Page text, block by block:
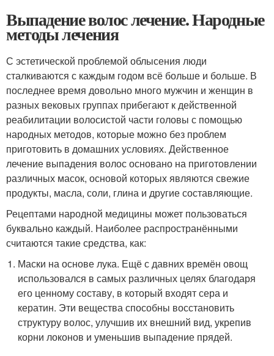
Выпадение волос лечение. Народные
методы лечения
С эстетической проблемой облысения люди
сталкиваются с каждым годом всё больше и больше. В
последнее время довольно много мужчин и женщин в
разных вековых группах прибегают к действенной
реабилитации волосистой части головы с помощью
народных методов, которые можно без проблем
приготовить в домашних условиях. Действенное
лечение выпадения волос основано на приготовлении
различных масок, основой которых являются свежие
продукты, масла, соли, глина и другие составляющие.
Рецептами народной медицины может пользоваться
буквально каждый. Наиболее распространёнными
считаются такие средства, как:
Маски на основе лука. Ещё с давних времён овощ
использовался в самых различных целях благодаря
его ценному составу, в который входят сера и
кератин. Эти вещества способны восстановить
структуру волос, улучшив их внешний вид, укрепив
корни локонов и уменьшив выпадение прядей.